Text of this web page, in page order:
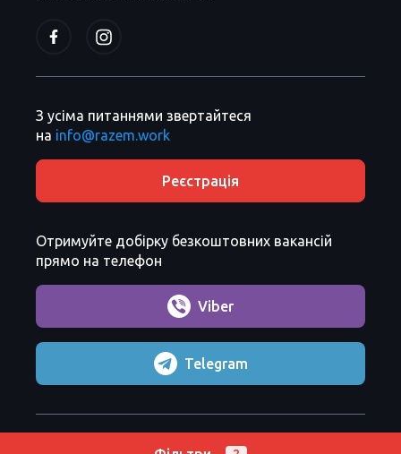
З усіма питаннями звертайтеся
на info@razem.work
Реєстрація
Отримуйте добірку безкоштовних вакансій
прямо на телефон
Viber
Telegram